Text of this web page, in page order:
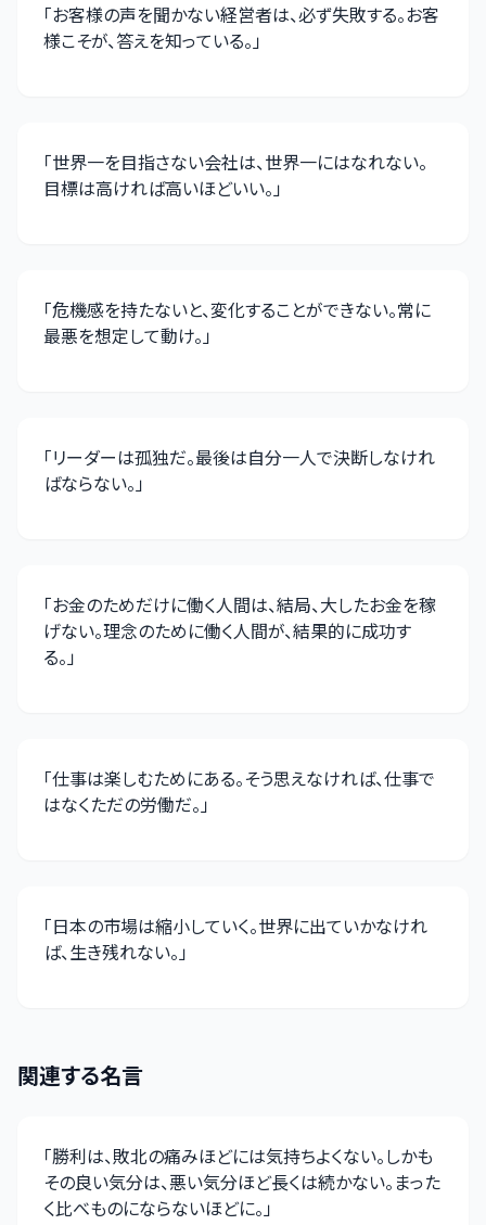
「お客様の声を聞かない経営者は、必ず失敗する。お客
様こそが、答えを知っている。」
「世界一を目指さない会社は、世界一にはなれない。
目標は高ければ高いほどいい。」
「危機感を持たないと、変化することができない。常に
最悪を想定して動け。」
「リーダーは孤独だ。最後は自分一人で決断しなけれ
ばならない。」
「お金のためだけに働く人間は、結局、大したお金を稼
げない。理念のために働く人間が、結果的に成功す
る。」
「仕事は楽しむためにある。そう思えなければ、仕事で
はなくただの労働だ。」
「日本の市場は縮小していく。世界に出ていかなけれ
ば、生き残れない。」
関連する名言
「勝利は、敗北の痛みほどには気持ちよくない。しかも
その良い気分は、悪い気分ほど長くは続かない。まった
く比べものにならないほどに。」